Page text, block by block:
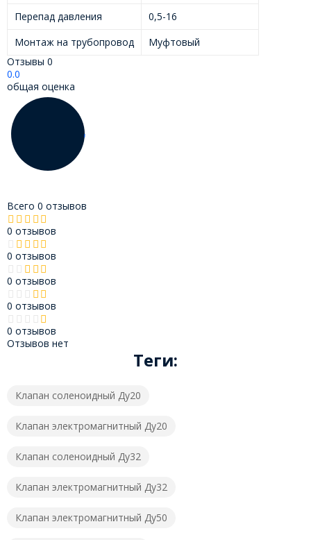
Перепад давления
0,5-16
Монтаж на трубопровод
Муфтовый
Отзывы 0
0.0
общая оценка
Всего 0 отзывов
0 отзывов
0 отзывов
0 отзывов
0 отзывов
0 отзывов
Отзывов нет
Теги:
Клапан соленоидный Ду20
Клапан электромагнитный Ду20
Клапан соленоидный Ду32
Клапан электромагнитный Ду32
Клапан электромагнитный Ду50